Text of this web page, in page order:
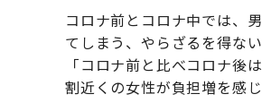
コロナ前とコロナ中では、
てしまう、やらざるを得な
「コロナ前と比べコロナ後
割近くの女性が負担増を感じ